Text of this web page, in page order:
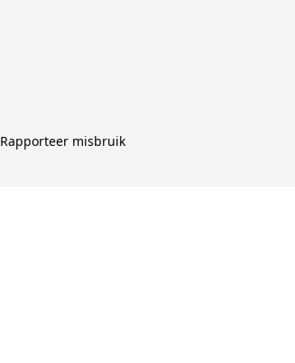
Rapporteer misbruik